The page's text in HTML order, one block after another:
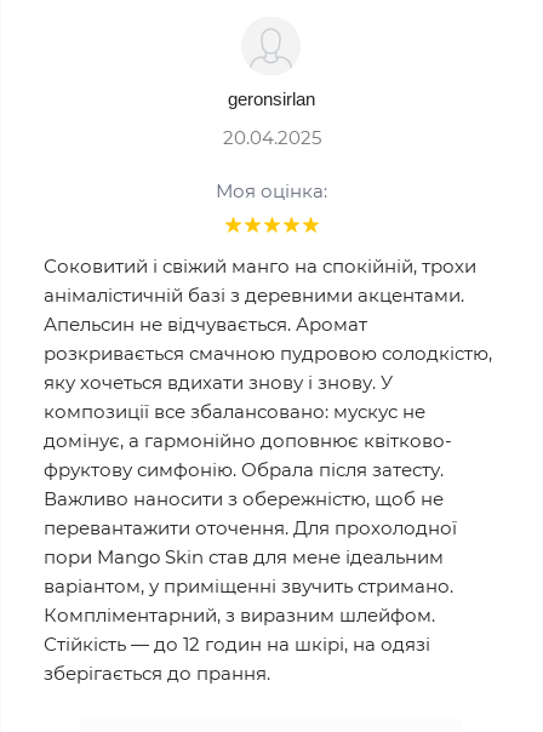
geronsirlan
20.04.2025
Моя оцінка:
Соковитий і свіжий манго на спокійній, трохи
анімалістичній базі з деревними акцентами.
Апельсин не відчувається. Аромат
розкривається смачною пудровою солодкістю,
яку хочеться вдихати знову і знову. У
композиції все збалансовано: мускус не
домінує, а гармонійно доповнює квітково-
фруктову симфонію. Обрала після затесту.
Важливо наносити з обережністю, щоб не
перевантажити оточення. Для прохолодної
пори Mango Skin став для мене ідеальним
варіантом, у приміщенні звучить стримано.
Компліментарний, з виразним шлейфом.
Стійкість — до 12 годин на шкірі, на одязі
зберігається до прання.